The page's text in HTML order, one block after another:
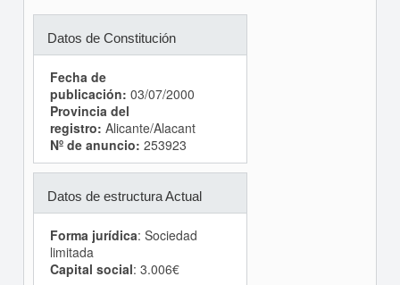
Datos de Constitución
Fecha de
publicación: 03/07/2000
Provincia del
registro: Alicante/Alacant
Nº de anuncio: 253923
Datos de estructura Actual
Forma jurídica: Sociedad
limitada
Capital social: 3.006€